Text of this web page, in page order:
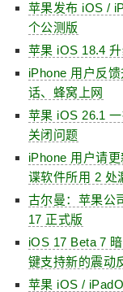
苹果发布 iOS /
个公测版
苹果 iOS 18.4
iPhone 用户反
话、蜂窝上网
苹果 iOS 26.1
关闭问题
iPhone 用户请
谍软件所用 2 处
古尔曼：苹果公
17 正式版
iOS 17 Beta 7
键支持新的震动
苹果 iOS /